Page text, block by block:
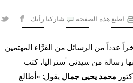
اطبع هذه الصفحة شاركنا رأيك
عدداً من الرسائل من القرَّاء المهتمين
رسالة من سيدني أستراليا، كتب
محمد يحيى جمال يقول: «أطالع